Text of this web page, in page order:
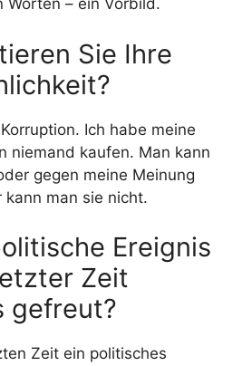
Worten – ein Vorbild.
Sie Ihre
Ich habe meine
niemand kaufen. Man kann
gegen meine Meinung
kann man sie nicht.
Ereignis
Zeit
gefreut?
Zeit ein politisches